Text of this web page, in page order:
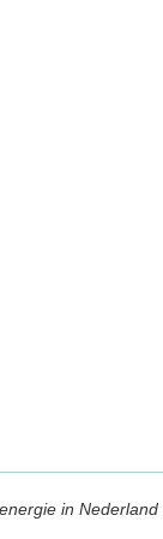
in Nederland